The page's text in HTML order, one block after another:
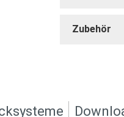
Zubehör